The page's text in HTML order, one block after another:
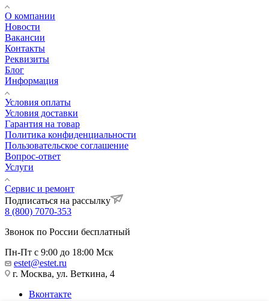
О компании
Новости
Вакансии
Контакты
Реквизиты
Блог
Информация
Условия оплаты
Условия доставки
Гарантия на товар
Политика конфиденциальности
Пользовательское соглашение
Вопрос-ответ
Услуги
Сервис и ремонт
Подписаться на рассылку
8 (800) 7070-353
Звонок по России бесплатный
Пн-Пт с 9:00 до 18:00 Мск
estet@estet.ru
г. Москва, ул. Веткина, 4
Вконтакте